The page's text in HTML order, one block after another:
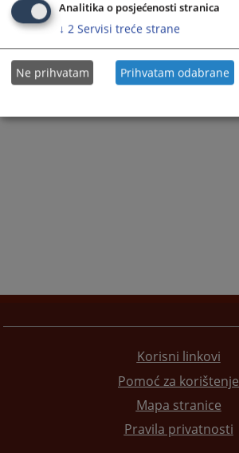
Korisni linkovi
Pomoć za korištenje
Mapa stranice
Pravila privatnosti
Analitika o posjećenosti stranica
↓ 2 Servisi treće strane
Ne prihvatam Prihvatam odabrane